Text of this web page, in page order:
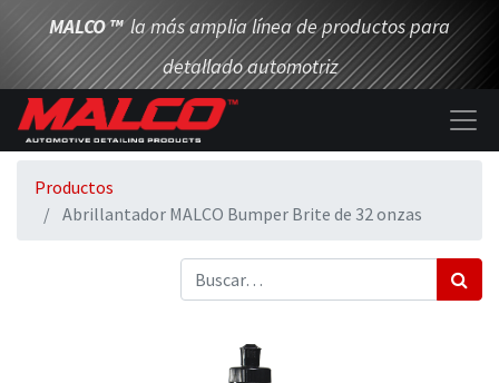
MALCO™ la más amplia línea de productos para
detallado automotriz
Productos
Abrillantador MALCO Bumper Brite de 32 onzas